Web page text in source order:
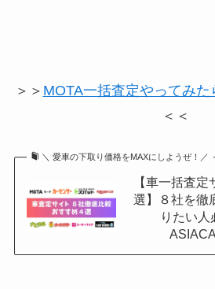
＞＞ MOTA一括査定やってみ
＜＜
＼ 愛車の下取り価格をMAXにしようぜ！／
【車一括査
選】８社を徹
りたい人